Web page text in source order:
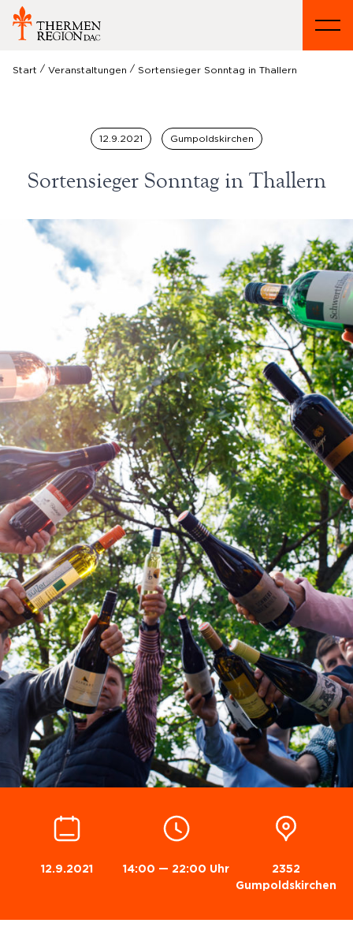
Start / Veranstaltungen / Sortensieger Sonntag in Thallern
12.9.2021 Gumpoldskirchen
Sortensieger Sonntag in Thallern
12.9.2021 14:00 — 22:00 Uhr
2352
Gumpoldskirchen